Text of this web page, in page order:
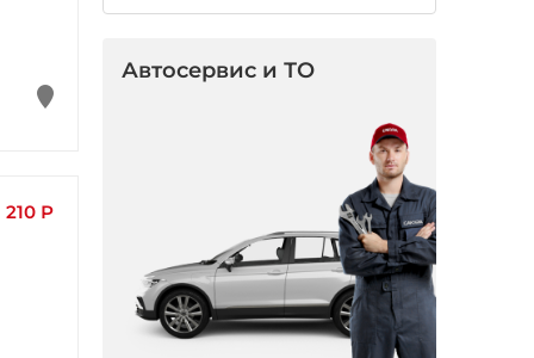
210 Р
Автосервис и ТО